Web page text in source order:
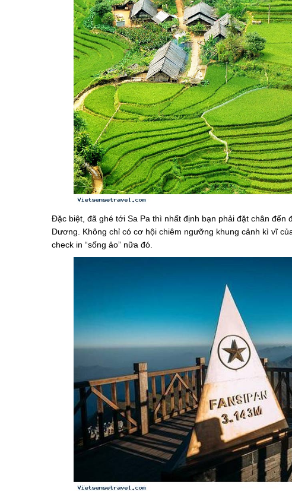
Đặc biệt, đã ghé tới Sa Pa thì nhất định bạn phải đặt chân
Dương. Không chỉ có cơ hội chiêm ngưỡng khung cảnh kì vĩ
check in “sống ảo” nữa đó.